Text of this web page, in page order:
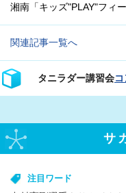
湘南「キッズ"PLAY"フィ
関連記事一覧へ
タニラダー講習会
サ
注目ワード